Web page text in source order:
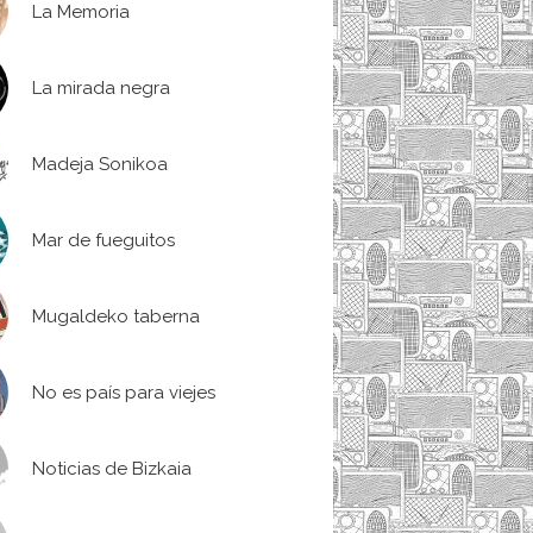
La Memoria
La mirada negra
Madeja Sonikoa
Mar de fueguitos
Mugaldeko taberna
No es país para viejes
Noticias de Bizkaia